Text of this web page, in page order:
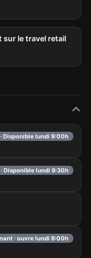
sur le travel retail
Disponible lundi 9:00h
Disponible lundi 9:30h
· ouvre lundi 9:00h